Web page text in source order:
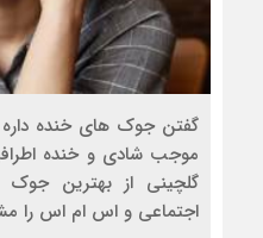
گفتن جوک های خنده
موجب شادی و خنده
گلچینی از بهترین
اجتماعی و اس ام اس را